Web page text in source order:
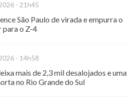
- 21h45
São Paulo de virada e empurra o
para o Z-4
- 14h58
mais de 2,3 mil desalojados e uma
no Rio Grande do Sul